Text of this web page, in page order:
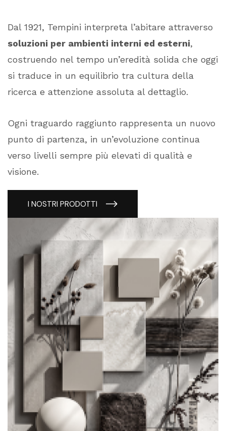
Dal 1921, Tempini interpreta l’abitare attraverso
soluzioni per ambienti interni ed esterni,
costruendo nel tempo un’eredità solida che oggi
si traduce in un equilibrio tra cultura della
ricerca e attenzione assoluta al dettaglio.
Ogni traguardo raggiunto rappresenta un nuovo
punto di partenza, in un’evoluzione continua
verso livelli sempre più elevati di qualità e
visione.
I NOSTRI PRODOTTI